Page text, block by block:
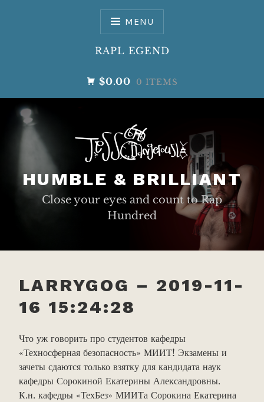
MENU
RAPL EGEND
$0.00 0 ITEMS
HUMBLE & BRILLIANT
Close your eyes and count to Rap
Hundred
LARRYGOG – 2019-11-
16 15:24:28
Что уж говорить про студентов кафедры
«Техносферная безопасность» МИИТ! Экзамены и
зачеты сдаются только взятку для кандидата наук
кафедры Сорокиной Екатерины Александровны.
К.н. кафедры «ТехБез» МИИТа Сорокина Екатерина